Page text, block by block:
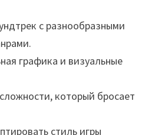
с разнообразными
графика и визуальные
который бросает
стиль игры